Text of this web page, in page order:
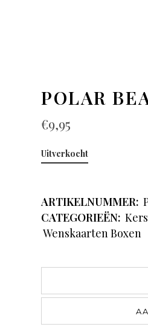
POLAR
€9,95
Uitverkocht
ARTIKELNUMMER:
CATEGORIEËN:
Wenskaarten Boxen